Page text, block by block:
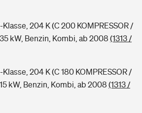
204 K (C 200 KOMPRESSOR /
kW, Benzin, Kombi, ab 2008 (1313 /
204 K (C 180 KOMPRESSOR /
kW, Benzin, Kombi, ab 2008 (1313 /